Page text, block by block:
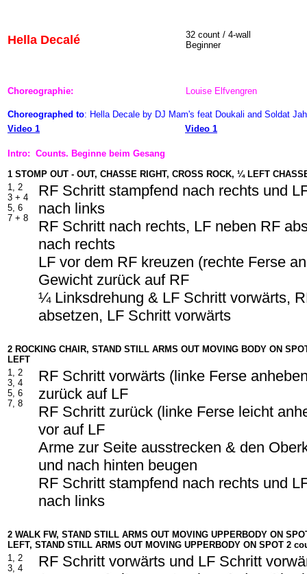
Hella Decalé
32 count / 4-wall
Beginner
Choreographie: Louise Elfvengren
Choreographed to: Hella Decale by DJ Mam's feat Doukali and Soldat
Video 1
Video 1
Intro: Counts. Beginne beim Gesang
1 STOMP OUT - OUT, CHASSE RIGHT, CROSS ROCK, ¼ LEFT
1, 2
3 + 4
5, 6
7 + 8
RF Schritt stampfend nach rechts und
nach links
RF Schritt nach rechts, LF neben RF
nach rechts
LF vor dem RF kreuzen (rechte Ferse
Gewicht zurück auf RF
¼ Linksdrehung & LF Schritt vorwärts,
absetzen, LF Schritt vorwärts
2 ROCKING CHAIR, STAND STILL ARMS OUT MOVING BODY ON
LEFT
1, 2
3, 4
5, 6
7, 8
RF Schritt vorwärts (linke Ferse
zurück auf LF
RF Schritt zurück (linke Ferse leicht
vor auf LF
Arme zur Seite ausstrecken & den
und nach hinten beugen
RF Schritt stampfend nach rechts und
nach links
2 WALK FW, STAND STILL ARMS OUT MOVING UPPERBODY ON
LEFT, STAND STILL ARMS OUT MOVING UPPERBODY ON SPOT 2
1, 2
3, 4
RF Schritt vorwärts und LF Schritt